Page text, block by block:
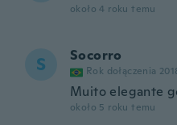
około 4 roku temu
S Socorro
Rok dołączenia
Muito elegante
około 5 roku temu